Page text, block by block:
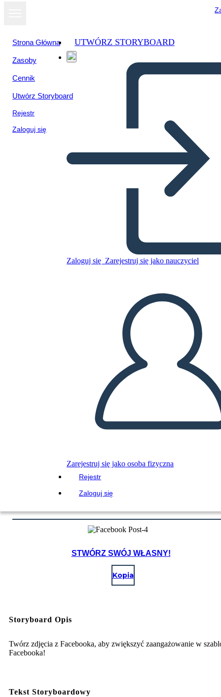
Strona Główna
Zasoby
Cennik
Utwórz Storyboard
Rejestr
Zaloguj się
UTWÓRZ STORYBOARD
Zaloguj się Zarejestruj się jako nauczyciel
Zarejestruj się jako osoba fizyczna
Rejestr
Zaloguj się
Facebook Post-4
Skopiuj tę scenorys
STWÓRZ SCENORYS
PRZECZYTAJ MI
STWÓRZ SWÓJ WŁASNY!
Kopia
Storyboard Opis
Twórz zdjęcia z Facebooka, aby zwiększyć zaangażowanie w
Facebooka!
Tekst Storyboardowy